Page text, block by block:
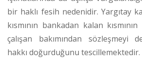
bir haklı fesih nedenidir. Yargıtay
kısmının bankadan kalan
çalışan bakımından sözleşmeyi
hakkı doğurduğunu tescillemektedir.